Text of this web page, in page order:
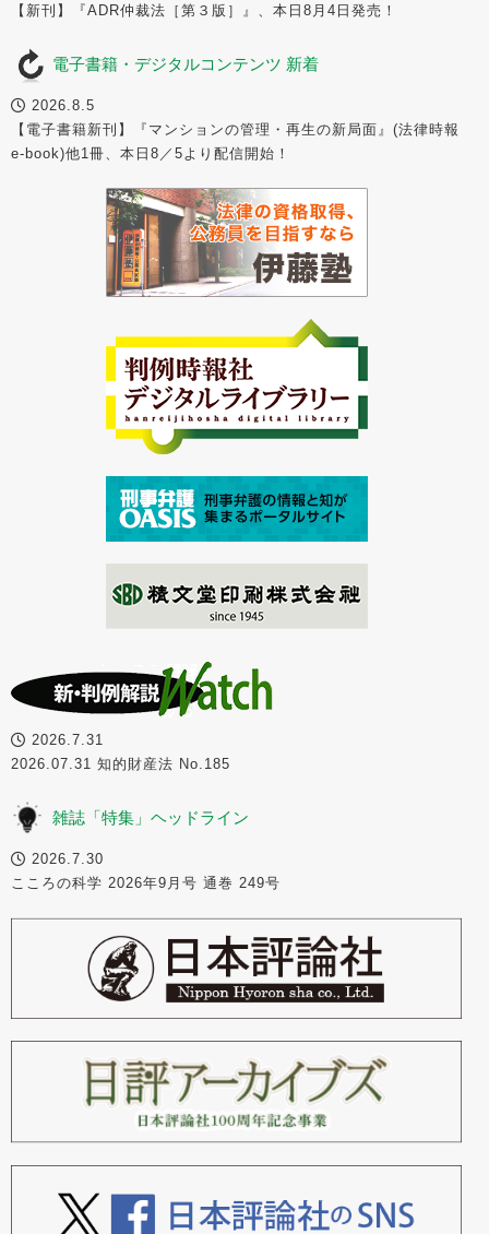
【新刊】『ADR仲裁法［第３版］』、本日8月4日発売！
電子書籍・デジタルコンテンツ 新着
2026.8.5
【電子書籍新刊】『マンションの管理・再生の新局面』(法律時報
e-book)他1冊、本日8／5より配信開始！
2026.7.31
2026.07.31 知的財産法 No.185
雑誌「特集」ヘッドライン
2026.7.30
こころの科学 2026年9月号 通巻 249号